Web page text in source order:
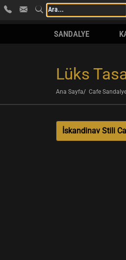
SANDALYE
Lüks
Ana Sayfa Cafe
İskandinav Stili